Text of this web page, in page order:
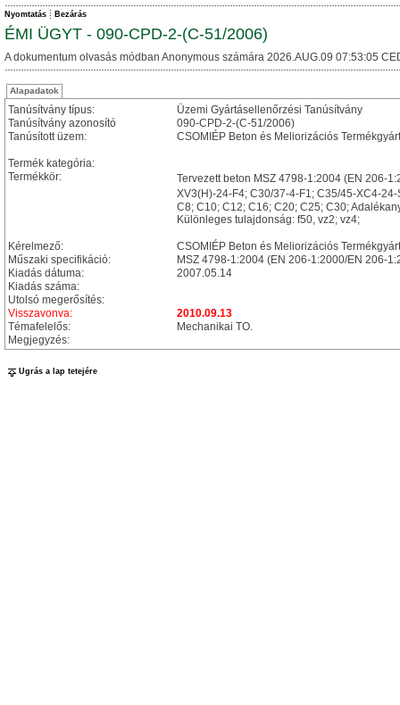
Nyomtatás Bezárás
ÉMI ÜGYT - 090-CPD-2-(C-51/2006)
A dokumentum olvasás módban Anonymous számára 2026.AUG.09 07:53:05
Alapadatok
Tanúsítvány típus:
Üzemi Gyártásellenőrzési Tanúsítvány
Tanúsítvány azonosító
090-CPD-2-(C-51/2006)
Tanúsított üzem:
CSOMIÉP Beton és Meliorizációs
Termék kategória:
Termékkör:
Tervezett beton MSZ 4798-1:2004 (EN 206-
XV3(H)-24-F4; C30/37-4-F1; C35/45-XC4-
C8; C10; C12; C16; C20; C25; C30;
Különleges tulajdonság: f50, vz2; vz4;
Kérelmező:
CSOMIÉP Beton és Meliorizációs
Műszaki specifikáció:
MSZ 4798-1:2004 (EN 206-1:2000/EN 206-
Kiadás dátuma:
2007.05.14
Kiadás száma:
Utolsó megerősítés:
Visszavonva:
2010.09.13
Témafelelős:
Mechanikai TO.
Megjegyzés:
Ugrás a lap tetejére